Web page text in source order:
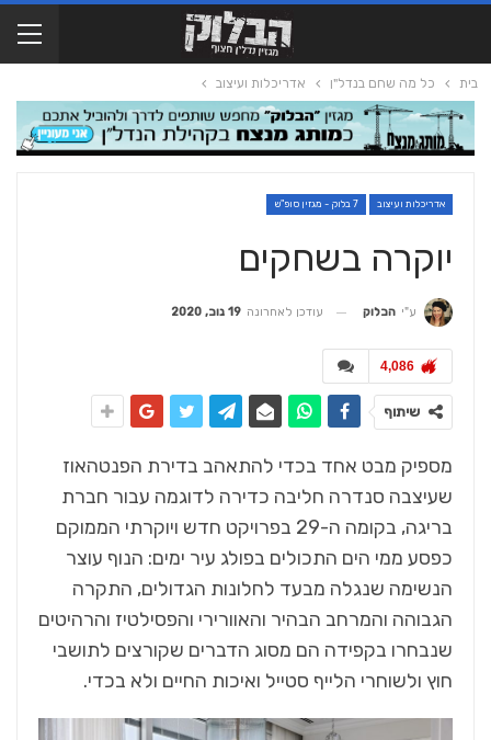
בית כל מה שחם בנדל"ן אדריכלות ועיצוב
אדריכלות ועיצוב 7 בלוק - מגזין סופ"ש
יוקרה בשחקים
ע"י הבלוק עודכן לאחרונה 19 נוב, 2020
4,086
שיתוף
מספיק מבט אחד בכדי להתאהב בדירת הפנטהאוז
שעיצבה סנדרה חליבה כדירה לדוגמה עבור חברת
בריגה, בקומה ה-29 בפרויקט חדש ויוקרתי הממוקם
כפסע ממי הים התכולים בפולג עיר ימים: הנוף עוצר
הנשימה שנגלה מבעד לחלונות הגדולים, התקרה
הגבוהה והמרחב הבהיר והאוורירי והפסילטיז והרהיטים
שנבחרו בקפידה הם מסוג הדברים שקורצים לתושבי
חוץ ולשוחרי הלייף סטייל ואיכות החיים ולא בכדי.